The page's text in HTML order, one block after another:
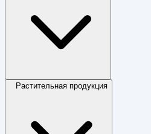
Растительная продукция